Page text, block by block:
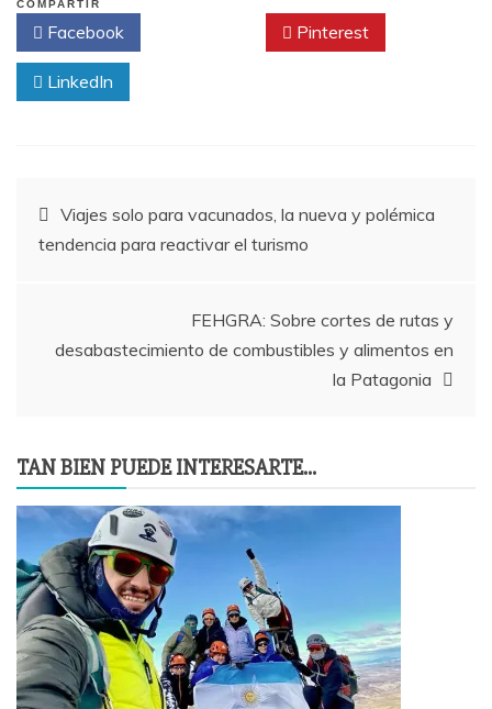
COMPARTIR
Facebook Pinterest
LinkedIn
Navegación
de
Viajes solo para vacunados, la nueva y polémica
tendencia para reactivar el turismo
FEHGRA: Sobre cortes de rutas y
desabastecimiento de combustibles y alimentos en
la Patagonia
TAN BIEN PUEDE INTERESARTE...